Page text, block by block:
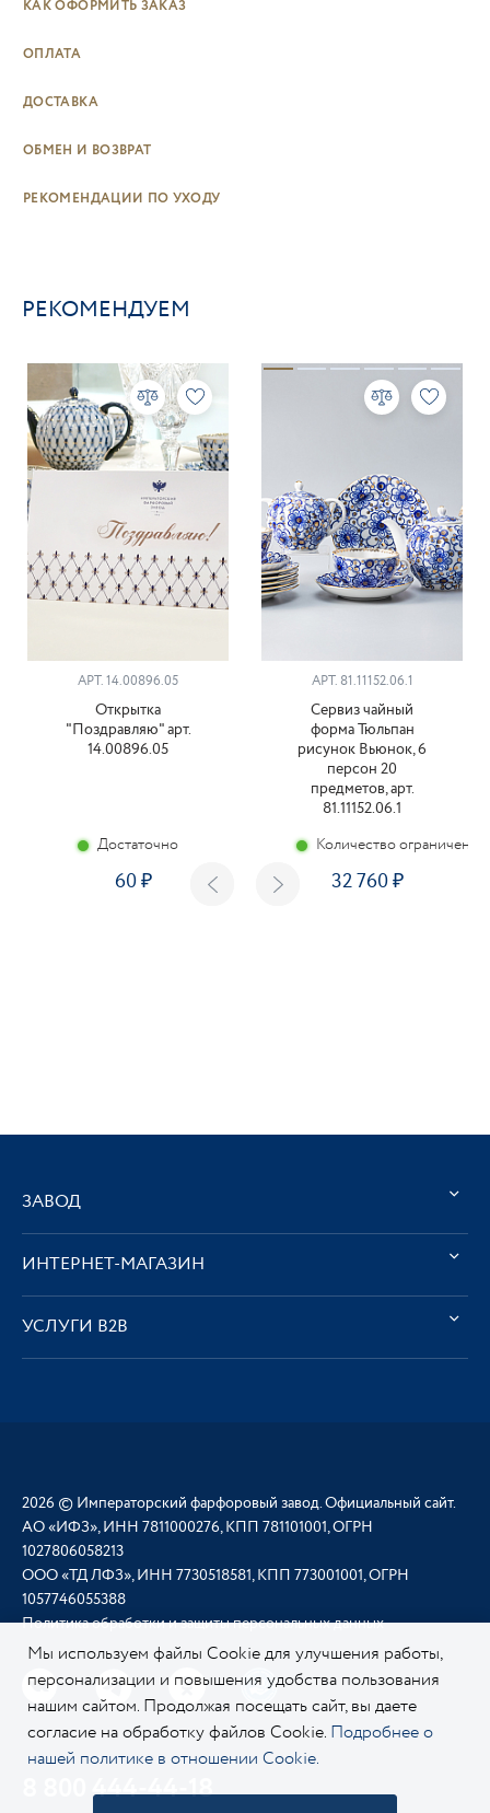
КАК ОФОРМИТЬ ЗАКАЗ
ОПЛАТА
ДОСТАВКА
ОБМЕН И ВОЗВРАТ
РЕКОМЕНДАЦИИ ПО УХОДУ
РЕКОМЕНДУЕМ
АРТ. 14.00896.05
Открытка
"Поздравляю" арт.
14.00896.05
Достаточно
60
АРТ. 81.11152.06.1
Сервиз чайный
форма Тюльпан
рисунок Вьюнок, 6
персон 20
предметов, арт.
81.11152.06.1
Количество ограничено
32 760
ЗАВОД
ИНТЕРНЕТ-МАГАЗИН
УСЛУГИ В2В
2026 © Императорский фарфоровый завод. Официальный сайт.
АО «ИФЗ», ИНН 7811000276, КПП 781101001, ОГРН
1027806058213
ООО «ТД ЛФЗ», ИНН 7730518581, КПП 773001001, ОГРН
1057746055388
Политика обработки и защиты персональных данных
8 800 444-44-18
Мы используем файлы Cookie для улучшения работы,
персонализации и повышения удобства пользования
нашим сайтом. Продолжая посещать сайт, вы даете
согласие на обработку файлов Cookie. Подробнее о
нашей политике в отношении Cookie.